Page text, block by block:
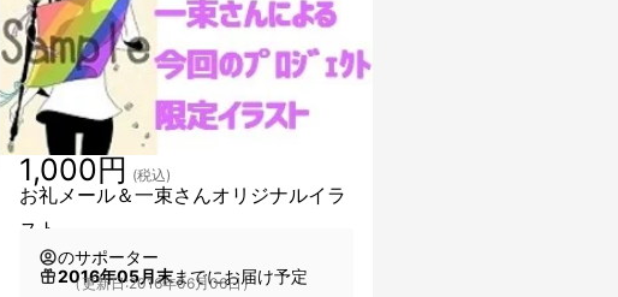
お礼メール＆一束さんオリジナルイラ
スト
1,000円 (税込)
のサポーター
2016年05月末までにお届け予定
（更新日:2016年06月06日）